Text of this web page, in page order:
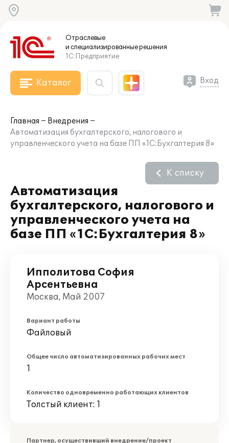
Отраслевые
и специализированныерешения
1С:Предприятие
Каталог Вход
Главная
Внедрения
Автоматизация бухгалтерского, налогового и
управленческого учета на базе ПП «1С:Бухгалтерия 8»
Автоматизация
бухгалтерского, налогового и
управленческого учета на
базе ПП «1С:Бухгалтерия 8»
К списку
Ипполитова София
Арсентьевна
Москва, Май 2007
Вариант работы
Файловый
Общее число автоматизированных рабочих мест
1
Количество одновременно работающих клиентов
Толстый клиент: 1
Партнер, осуществивший внедрение/проект